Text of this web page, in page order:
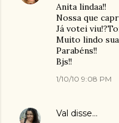
Anita lindaa!!
Nossa que
Já votei
Muito lindo
Parabéns!!
Bjs!!
1/10/10 9:08 PM
Val disse…